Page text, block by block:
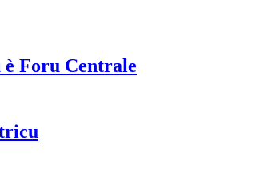
Foru Centrale